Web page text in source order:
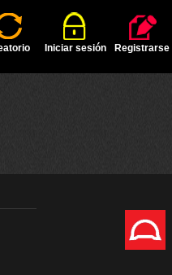
Iniciar sesión Registrarse